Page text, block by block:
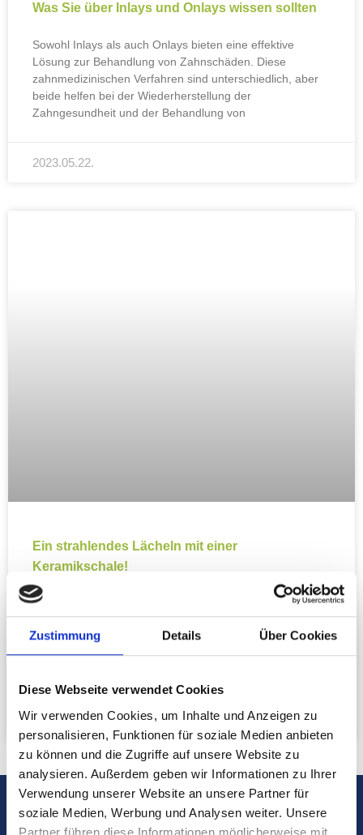
Zustimmung Details Über Cookies
Diese Webseite verwendet Cookies
Wir verwenden Cookies, um Inhalte und Anzeigen zu
personalisieren, Funktionen für soziale Medien anbieten
zu können und die Zugriffe auf unsere Website zu
analysieren. Außerdem geben wir Informationen zu Ihrer
Verwendung unserer Website an unsere Partner für
soziale Medien, Werbung und Analysen weiter. Unsere
Partner führen diese Informationen möglicherweise mit
Was Sie über Inlays und Onlays wissen sollten
Sowohl Inlays als auch Onlays bieten eine effektive
Lösung zur Behandlung von Zahnschäden. Diese
zahnmedizinischen Verfahren sind unterschiedlich, aber
beide helfen bei der Wiederherstellung der
Zahngesundheit und der Behandlung von
2023.05.22.
Ein strahlendes Lächeln mit einer
Keramikschale!
Keramikschale sind eine zunehmend beliebte Lösung für
ästhetische Zahnprobleme. Diese Veneers sind dünne
Porzellanscheiben, die auf die Vorderseite der Zähne
geklebt werden und Korrekturen und Verbesserungen in
2023.04.03.